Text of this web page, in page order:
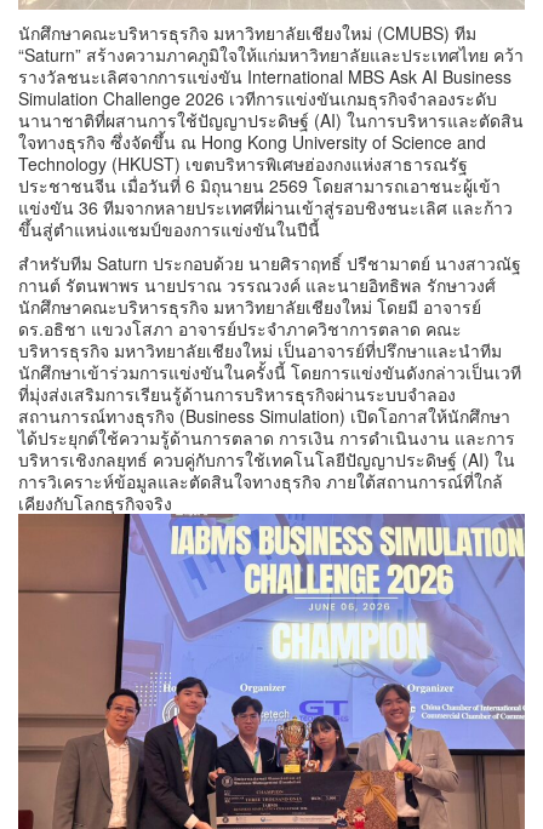
นักศึกษาคณะบริหารธุรกิจ มหาวิทยาลัยเชียงใหม่ (CMUBS) ทีม
“Saturn” สร้างความภาคภูมิใจให้แก่มหาวิทยาลัยและประเทศไทย คว้า
รางวัลชนะเลิศจากการแข่งขัน International MBS Ask AI Business
Simulation Challenge 2026 เวทีการแข่งขันเกมธุรกิจจำลองระดับ
นานาชาติที่ผสานการใช้ปัญญาประดิษฐ์ (AI) ในการบริหารและตัดสิน
ใจทางธุรกิจ ซึ่งจัดขึ้น ณ Hong Kong University of Science and
Technology (HKUST) เขตบริหารพิเศษฮ่องกงแห่งสาธารณรัฐ
ประชาชนจีน เมื่อวันที่ 6 มิถุนายน 2569 โดยสามารถเอาชนะผู้เข้า
แข่งขัน 36 ทีมจากหลายประเทศที่ผ่านเข้าสู่รอบชิงชนะเลิศ และก้าว
ขึ้นสู่ตำแหน่งแชมป์ของการแข่งขันในปีนี้
สำหรับทีม Saturn ประกอบด้วย นายศิราฤทธิ์ ปรีชามาตย์ นางสาวณัฐ
กานต์ รัตนพาพร นายปราณ วรรณวงค์ และนายอิทธิพล รักษาวงศ์
นักศึกษาคณะบริหารธุรกิจ มหาวิทยาลัยเชียงใหม่ โดยมี อาจารย์
ดร.อธิชา แขวงโสภา อาจารย์ประจำภาควิชาการตลาด คณะ
บริหารธุรกิจ มหาวิทยาลัยเชียงใหม่ เป็นอาจารย์ที่ปรึกษาและนำทีม
นักศึกษาเข้าร่วมการแข่งขันในครั้งนี้ โดยการแข่งขันดังกล่าวเป็นเวที
ที่มุ่งส่งเสริมการเรียนรู้ด้านการบริหารธุรกิจผ่านระบบจำลอง
สถานการณ์ทางธุรกิจ (Business Simulation) เปิดโอกาสให้นักศึกษา
ได้ประยุกต์ใช้ความรู้ด้านการตลาด การเงิน การดำเนินงาน และการ
บริหารเชิงกลยุทธ์ ควบคู่กับการใช้เทคโนโลยีปัญญาประดิษฐ์ (AI) ใน
การวิเคราะห์ข้อมูลและตัดสินใจทางธุรกิจ ภายใต้สถานการณ์ที่ใกล้
เคียงกับโลกธุรกิจจริง